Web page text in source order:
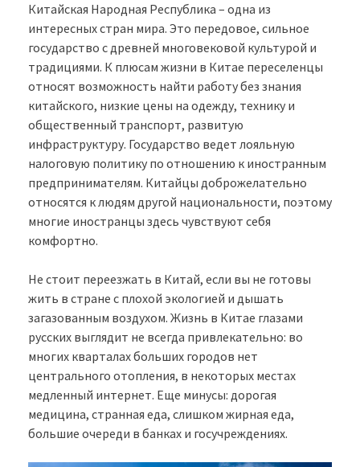
Китайская Народная Республика – одна из
интересных стран мира. Это передовое, сильное
государство с древней многовековой культурой и
традициями. К плюсам жизни в Китае переселенцы
относят возможность найти работу без знания
китайского, низкие цены на одежду, технику и
общественный транспорт, развитую
инфраструктуру. Государство ведет лояльную
налоговую политику по отношению к иностранным
предпринимателям. Китайцы доброжелательно
относятся к людям другой национальности, поэтому
многие иностранцы здесь чувствуют себя
комфортно.
Не стоит переезжать в Китай, если вы не готовы
жить в стране с плохой экологией и дышать
загазованным воздухом. Жизнь в Китае глазами
русских выглядит не всегда привлекательно: во
многих кварталах больших городов нет
центрального отопления, в некоторых местах
медленный интернет. Еще минусы: дорогая
медицина, странная еда, слишком жирная еда,
большие очереди в банках и госучреждениях.